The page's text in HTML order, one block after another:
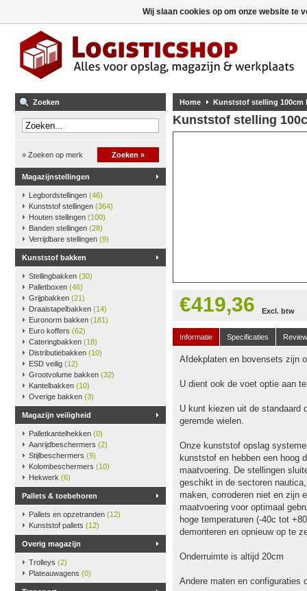
Zoeken
» Zoeken op merk Zoeken »
Magazijnstellingen
Legbordstellingen (46)
Kunststof stellingen (364)
Houten stellingen (100)
Banden stellingen (28)
Verrijdbare stellingen (9)
Kunststof bakken
Stellingbakken (30)
Palletboxen (46)
Grijpbakken (21)
Draaistapelbakken (14)
Euronorm bakken (181)
Euro koffers (62)
Cateringbakken (18)
Distributiebakken (10)
ESD veilig (12)
Grootvolume bakken (32)
Kantelbakken (10)
Overige bakken (3)
Magazijn veiligheid
Palletkantelhekken (0)
Aanrijdbeschermers (2)
Stijlbeschermers (9)
Kolombeschermers (10)
Hekwerk (6)
Pallets & toebehoren
Pallets en opzetranden (12)
Kunststof pallets (12)
Overig magazijn
Trolleys (2)
Plateauwagens (0)
Home Kunststof stelling 100cm
Kunststof stelling
€419,36 Excl. btw
Informatie Specificaties
Afdekplaten en bovensets zijn
U dient ook de voet optie aan
U kunt kiezen uit de standaard
geremde wielen.
Onze kunststof opslag
kunststof en hebben een hoog
maatvoering. De stellingen
geschikt in de sectoren
maken, corroderen niet en zijn
maatvoering voor optimaal
hoge temperaturen (-40c tot
demonteren en opnieuw op te
Onderruimte is altijd 20cm
Andere maten en configuraties
Wij slaan cookies op om onze website te